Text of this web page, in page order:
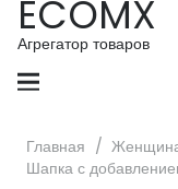
ECOMX
Агрегатор товаров
Главная /
Шапка с